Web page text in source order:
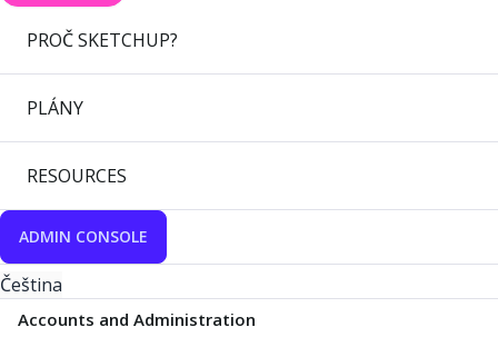
PROČ SKETCHUP?
PLÁNY
RESOURCES
ADMIN CONSOLE
Čeština
Accounts and Administration